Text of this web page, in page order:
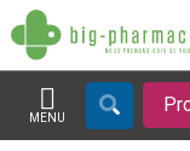
MENU
Afficher la navigation